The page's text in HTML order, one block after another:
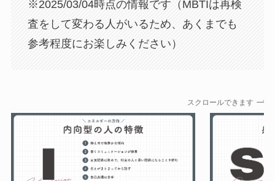
※2025/03/04時点の情報です（MBTIは再検
査をして変わる人がいるため、あくまでも
参考程度にお楽しみください）
スクロールできます